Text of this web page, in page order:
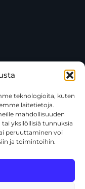
teknologioita, kuten
laitetietoja.
mahdollisuuden
yksilöllisiä tunnuksia
peruuttaminen voi
ja toimintoihin.